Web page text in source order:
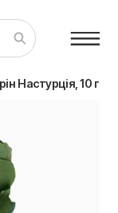
Настурція, 10 г